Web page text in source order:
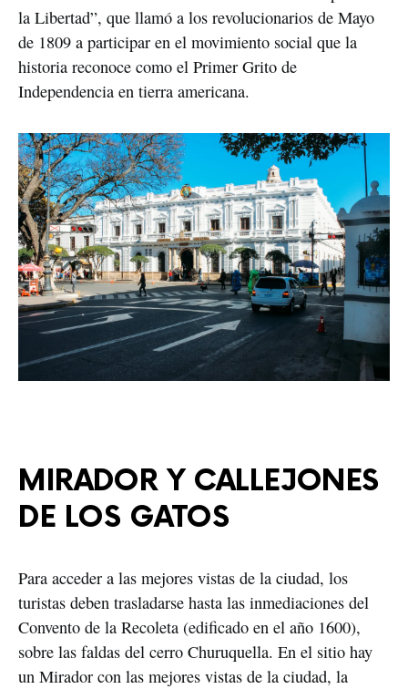
la Libertad”, que llamó a los revolucionarios de Mayo
de 1809 a participar en el movimiento social que la
historia reconoce como el Primer Grito de
Independencia en tierra americana.
MIRADOR Y CALLEJONES
DE LOS GATOS
Para acceder a las mejores vistas de la ciudad, los
turistas deben trasladarse hasta las inmediaciones del
Convento de la Recoleta (edificado en el año 1600),
sobre las faldas del cerro Churuquella. En el sitio hay
un Mirador con las mejores vistas de la ciudad, la